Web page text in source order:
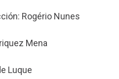
Rogério Nunes
Mena
Luque